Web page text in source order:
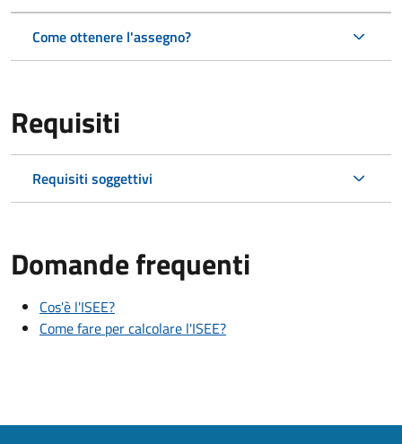
Come ottenere l'assegno?
Requisiti
Requisiti soggettivi
Domande frequenti
Cos'è l'ISEE?
Come fare per calcolare l'ISEE?